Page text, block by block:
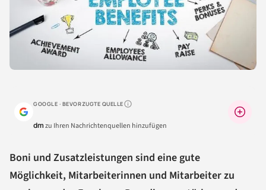
GOOGLE · BEVORZUGTE QUELLEWarum lohnt sich das?
dmzu Ihren Nachrichtenquellen hinzufügen
Boni und Zusatzleistungen sind eine gute
Möglichkeit, Mitarbeiterinnen und Mitarbeiter zu